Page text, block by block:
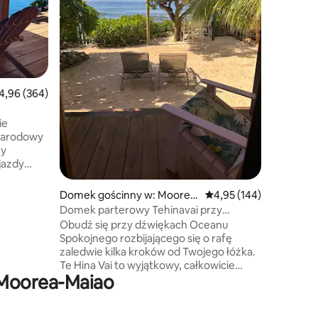
ocena: 4,96 na 5, liczba recenzji: 364
(364)
z
i jej
Domek gościnny w: Moorea
-Maiao
Średnia ocena: 4,95
4,95 (144)
Domek parterowy Tehinavai przy
oceanie, Whales · Moorea
Obudź się przy dźwiękach Oceanu
Spokojnego rozbijającego się o rafę
zaledwie kilka kroków od Twojego łóżka.
Te Hina Vai to wyjątkowy, całkowicie
prywatny bungalow przy oceanie na
dzikim północno-wschodnim wybrzeżu
Maiao